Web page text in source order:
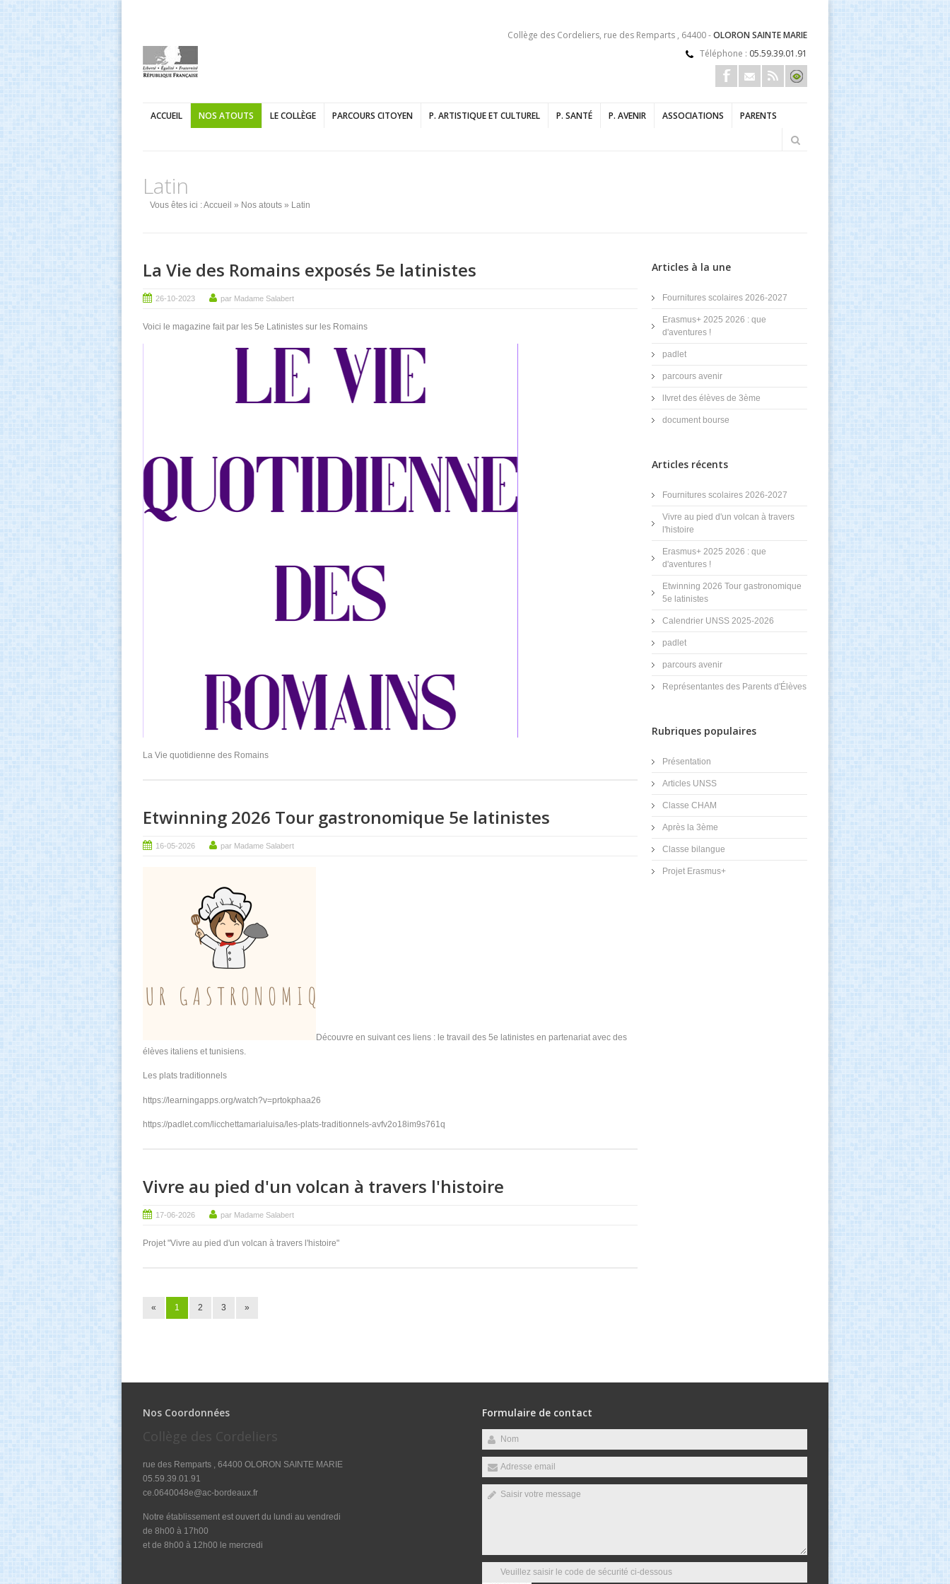
Collège des Cordeliers, rue des Remparts , 64400 -OLORON SAINTE MARIE
Téléphone : 05.59.39.01.91
ACCUEIL NOS ATOUTS LE COLLÈGE PARCOURS CITOYEN P. ARTISTIQUE ET CULTUREL P. SANTÉ P. AVENIR ASSOCIATIONS PARENTS
Latin
Vous êtes ici :Accueil » Nos atouts » Latin
La Vie des Romains exposés 5e latinistes
26-10-2023 par Madame Salabert
Voici le magazine fait par les 5e Latinistes sur les Romains
La Vie quotidienne des Romains
Etwinning 2026 Tour gastronomique 5e latinistes
16-05-2026 par Madame Salabert
Découvre en suivant ces liens : le travail des 5e latinistes en partenariat avec des
élèves italiens et tunisiens.
Les plats traditionnels
https://learningapps.org/watch?v=prtokphaa26
https://padlet.com/licchettamarialuisa/les-plats-traditionnels-avfv2o18im9s761q
Vivre au pied d'un volcan à travers l'histoire
17-06-2026 par Madame Salabert
Projet "Vivre au pied d'un volcan à travers l'histoire"
« 1 2 3 »
Articles à la une
Fournitures scolaires 2026-2027
Erasmus+ 2025 2026 : que
d'aventures !
padlet
parcours avenir
lIvret des élèves de 3ème
document bourse
Articles récents
Fournitures scolaires 2026-2027
Vivre au pied d'un volcan à travers
l'histoire
Erasmus+ 2025 2026 : que
d'aventures !
Etwinning 2026 Tour gastronomique
5e latinistes
Calendrier UNSS 2025-2026
padlet
parcours avenir
Représentantes des Parents d'Élèves
Rubriques populaires
Présentation
Articles UNSS
Classe CHAM
Après la 3ème
Classe bilangue
Projet Erasmus+
Nos Coordonnées
Collège des Cordeliers
rue des Remparts , 64400 OLORON SAINTE MARIE
05.59.39.01.91
ce.0640048e@ac-bordeaux.fr
Notre établissement est ouvert du lundi au vendredi
de 8h00 à 17h00
et de 8h00 à 12h00 le mercredi
Formulaire de contact